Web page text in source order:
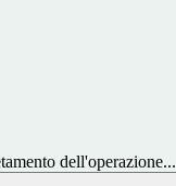
dell'operazione...